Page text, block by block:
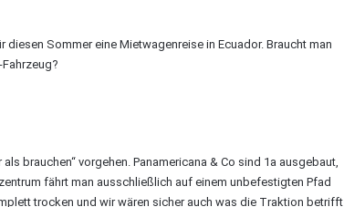
Sommer eine Mietwagenreise in Ecuador. Braucht man
brauchen“ vorgehen. Panamericana & Co sind 1a ausgebaut,
fährt man ausschließlich auf einem unbefestigten Pfad
trocken und wir wären sicher auch was die Traktion betrifft